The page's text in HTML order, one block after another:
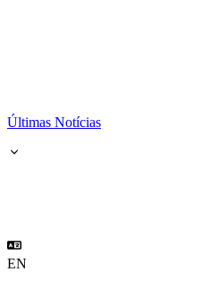
Últimas Notícias
EN